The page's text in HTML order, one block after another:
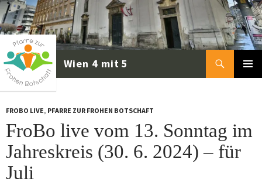
Zum
Inhalt
springen
Suchen
FROBO LIVE, PFARRE ZUR FROHEN BOTSCHAFT
FroBo live vom 13. Sonntag im
Jahreskreis (30. 6. 2024) – für
Juli